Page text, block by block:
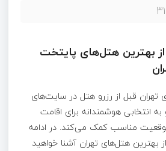
بهترین هتل‌های پایتخت
قبل از رزرو هتل در سایت‌های
انتخابی هوشمندانه برای اقامت
مناسب کمک می‌کند. در ادامه
بهترین هتل‌های تهران آشنا خواهید